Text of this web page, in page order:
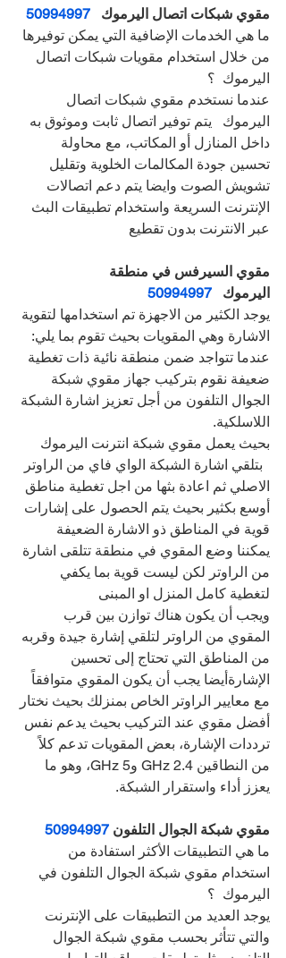
مقوي شبكات اتصال اليرموك 50994997
ما هي الخدمات الإضافية التي يمكن توفيرها
من خلال استخدام مقويات شبكات اتصال
اليرموك  ؟
عندما نستخدم مقوي شبكات اتصال
اليرموك   يتم توفير اتصال ثابت وموثوق به
داخل المنازل أو المكاتب، مع محاولة
تحسين جودة المكالمات الخلوية وتقليل
تشويش الصوت وايضا يتم دعم اتصالات
الإنترنت السريعة واستخدام تطبيقات البث
عبر الانترنت بدون تقطيع
مقوي السيرفس في منطقة
اليرموك 50994997
يوجد الكثير من الاجهزة تم استخدامها لتقوية
الاشارة وهي المقويات بحيث تقوم بما يلي:
عندما تتواجد ضمن منطقة نائية ذات تغطية
ضعيفة نقوم بتركيب جهاز مقوي شبكة
الجوال التلفون من أجل تعزيز اشارة الشبكة
اللاسلكية.
بحيث يعمل مقوي شبكة انترنت اليرموك
بتلقي اشارة الشبكة الواي فاي من الراوتر
الاصلي ثم اعادة بثها من اجل تغطية مناطق
أوسع بكثير بحيث يتم الحصول على إشارات
قوية في المناطق ذو الاشارة الضعيفة
يمكننا وضع المقوي في منطقة تتلقى اشارة
من الراوتر لكن ليست قوية بما يكفي
لتغطية كامل المنزل او المبنى
ويجب أن يكون هناك توازن بين قرب
المقوي من الراوتر لتلقي إشارة جيدة وقربه
من المناطق التي تحتاج إلى تحسين
الإشارةأيضا يجب أن يكون المقوي متوافقاً
مع معايير الراوتر الخاص بمنزلك بحيث نختار
أفضل مقوي عند التركيب بحيث يدعم نفس
ترددات الإشارة، بعض المقويات تدعم كلاً
من النطاقين 2.4 GHz و5 GHz، وهو ما
يعزز أداء واستقرار الشبكة.
مقوي شبكة الجوال التلفون 50994997
ما هي التطبيقات الأكثر استفادة من
استخدام مقوي شبكة الجوال التلفون في
اليرموك  ؟
يوجد العديد من التطبيقات على الإنترنت
والتي تتأثر بحسب مقوي شبكة الجوال